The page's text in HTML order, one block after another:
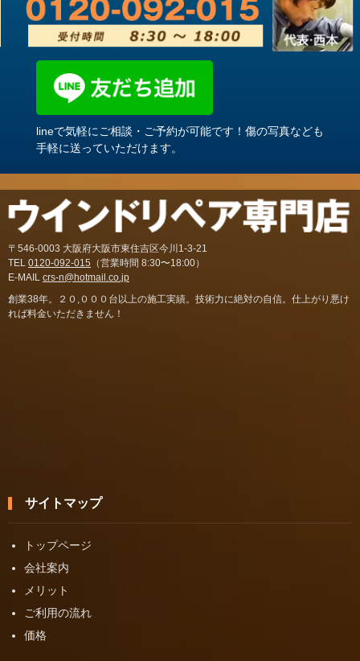
lineで気軽にご相談・ご予約が可能です！傷の写真なども
手軽に送っていただけます。
〒546-0003 大阪府大阪市東住吉区今川1-3-21
TEL 0120-092-015 （営業時間 8:30〜18:00）
E-MAIL crs-n@hotmail.co.jp
創業38年。２０,０００台以上の施工実績。技術力に絶対の自信。仕上がり悪け
れば料金いただきません！
サイトマップ
トップページ
会社案内
メリット
ご利用の流れ
価格